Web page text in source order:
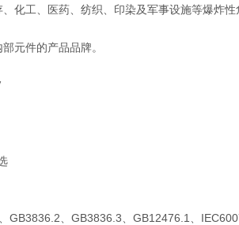
化工、医药、纺织、印染及军事设施等爆炸性
元件的产品品牌。
GB3836.2、GB3836.3、GB12476.1、